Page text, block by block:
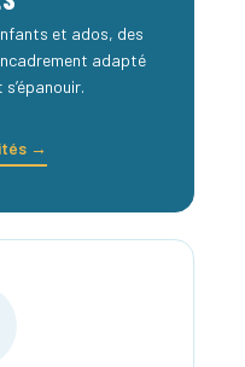
et ados, des
adapté
→